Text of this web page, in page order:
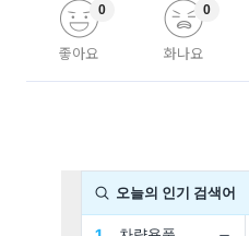
좋아요
0
화나요
0